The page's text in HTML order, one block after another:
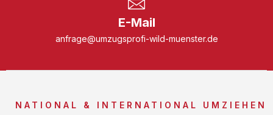
E-Mail
anfrage@umzugsprofi-wild-muenster.de
NATIONAL & INTERNATIONAL UMZIEHEN